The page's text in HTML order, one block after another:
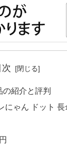
次
の紹介と評判
にゃん ドット